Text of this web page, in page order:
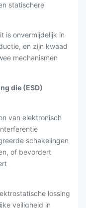
statischere
is onvermijdelijk in
en zijn kwaad
mechanismen
die (ESD)
van elektronisch
schakelingen
of bevordert
lossing
veiligheid in